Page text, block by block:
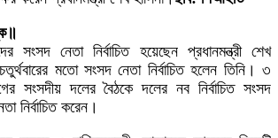
সংসদ নেতা নির্বাচিত হয়েছেন প্রধানমন্ত্রী শেখ
মতো সংসদ নেতা নির্বাচিত হলেন তিনি। ৩
সংসদীয় দলের বৈঠকে দলের নব নির্বাচিত সংসদ
নির্বাচিত করেন।